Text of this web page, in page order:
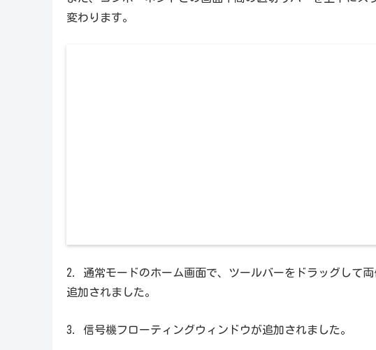
変わります。
2. 通常モードのホーム画面で、ツールバーをドラッグして
追加されました。
3. 信号機フローティングウィンドウが追加されました。